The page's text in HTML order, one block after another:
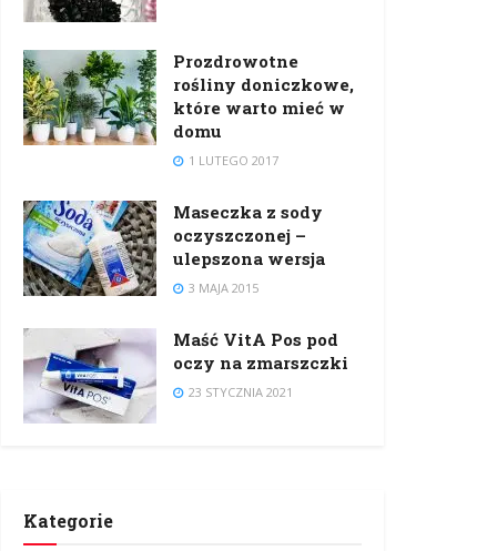
Prozdrowotne
rośliny doniczkowe,
które warto mieć w
domu
1 LUTEGO 2017
Maseczka z sody
oczyszczonej –
ulepszona wersja
3 MAJA 2015
Maść VitA Pos pod
oczy na zmarszczki
23 STYCZNIA 2021
Kategorie